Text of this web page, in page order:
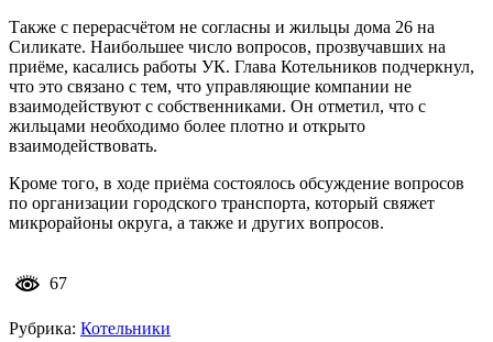
Также с перерасчётом не согласны и жильцы дома 26 на
Силикате. Наибольшее число вопросов, прозвучавших на
приёме, касались работы УК. Глава Котельников подчеркнул,
что это связано с тем, что управляющие компании не
взаимодействуют с собственниками. Он отметил, что с
жильцами необходимо более плотно и открыто
взаимодействовать.
Кроме того, в ходе приёма состоялось обсуждение вопросов
по организации городского транспорта, который свяжет
микрорайоны округа, а также и других вопросов.
67
Рубрика: Котельники